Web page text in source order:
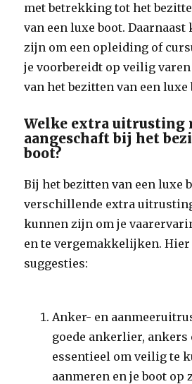
met betrekking tot het
van een luxe boot.
zijn om een opleiding of
je voorbereidt op veilig
van het bezitten van een luxe
Welke extra uitrusting
aangeschaft bij het
boot?
Bij het bezitten van een luxe
verschillende extra
kunnen zijn om je
en te vergemakkelijken.
suggesties:
Anker- en
goede ankerlier,
essentieel om veilig te
aanmeren en je boot op